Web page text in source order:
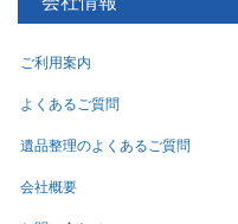
ご利用案内
よくあるご質問
遺品整理のよくあるご質問
会社概要